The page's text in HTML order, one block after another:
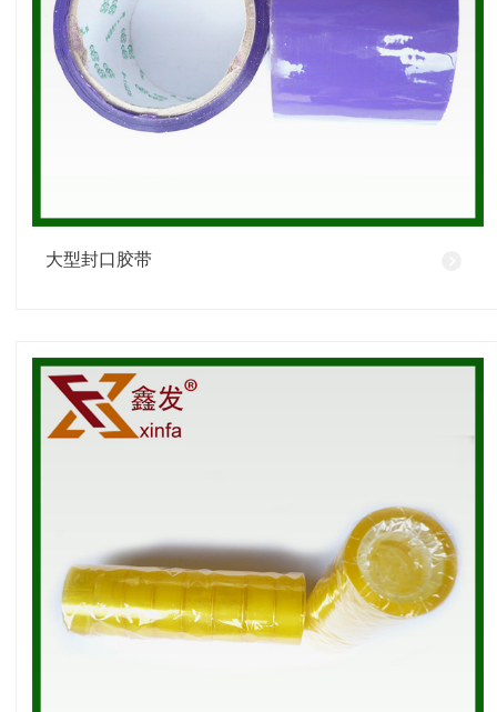
大型封口胶带